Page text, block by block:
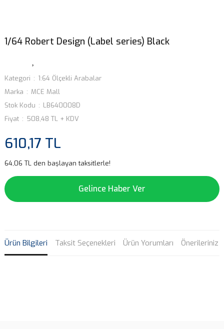
1/64 Robert Design (Label series) Black
Kategori
1:64 Ölçekli Arabalar
Marka
MCE Mall
Stok Kodu
LB640008D
Fiyat
508,48 TL + KDV
610,17 TL
64,06 TL den başlayan taksitlerle!
Gelince Haber Ver
Ürün Bilgileri Taksit Seçenekleri Ürün Yorumları Önerileriniz